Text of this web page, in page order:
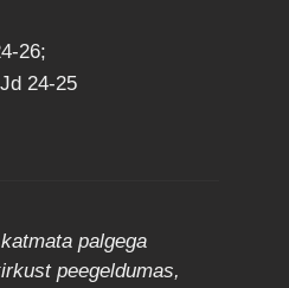
26;
24-25
palgega
peegeldumas,